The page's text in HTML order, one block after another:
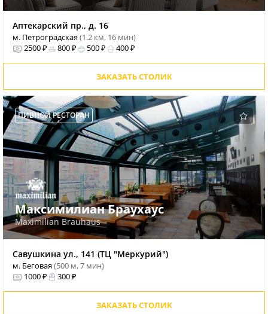
Аптекарский пр., д. 16
м. Петроградская(1.2 км, 16 мин)
2500 ₽
800 ₽ 500 ₽ 400 ₽
ЗАКАЗАТЬ СТОЛИК
ПИВНОЙ РЕСТОРАН
Максимилиан Браухаус
Maximilian Brauhaus
Савушкина ул., 141 (ТЦ "Меркурий")
м. Беговая(500 м, 7 мин)
1000 ₽
300 ₽
ЗАКАЗАТЬ СТОЛИК